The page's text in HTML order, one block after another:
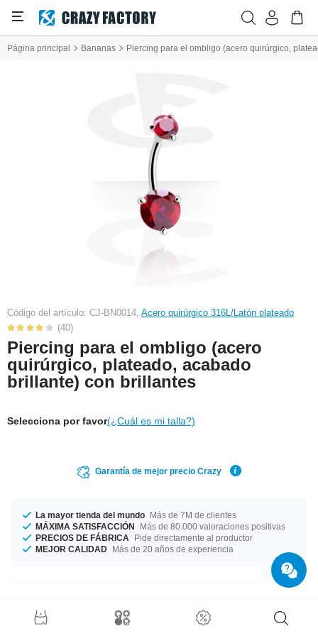
Página principal Bananas Piercing para el ombligo (acero quirúrgico,
Código del artículo: CJ-BN0014, Acero quirúrgico 316L/Latón plateado
(40)
Piercing para el ombligo (acero
quirúrgico, plateado, acabado
brillante) con brillantes
Selecciona por favor(¿Cuál es mi talla?)
Garantía de mejor precio Crazy
La mayor tienda del mundo Más de 7M de clientes
MÁXIMA SATISFACCIÓN
Más de 80.000 valoraciones positivas
PRECIOS DE FÁBRICA
Pide directamente al productor
MEJOR CALIDAD Más de 20 años de experiencia
Detalles del producto